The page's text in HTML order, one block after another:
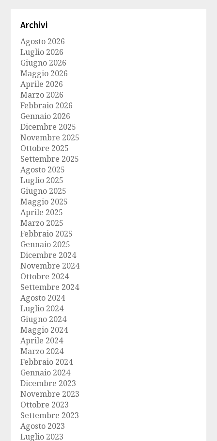
Archivi
Agosto 2026
Luglio 2026
Giugno 2026
Maggio 2026
Aprile 2026
Marzo 2026
Febbraio 2026
Gennaio 2026
Dicembre 2025
Novembre 2025
Ottobre 2025
Settembre 2025
Agosto 2025
Luglio 2025
Giugno 2025
Maggio 2025
Aprile 2025
Marzo 2025
Febbraio 2025
Gennaio 2025
Dicembre 2024
Novembre 2024
Ottobre 2024
Settembre 2024
Agosto 2024
Luglio 2024
Giugno 2024
Maggio 2024
Aprile 2024
Marzo 2024
Febbraio 2024
Gennaio 2024
Dicembre 2023
Novembre 2023
Ottobre 2023
Settembre 2023
Agosto 2023
Luglio 2023